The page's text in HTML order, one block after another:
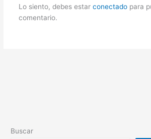
Lo siento, debes estar conectadopara
comentario.
Buscar